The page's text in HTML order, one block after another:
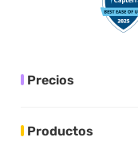
Precios
Productos